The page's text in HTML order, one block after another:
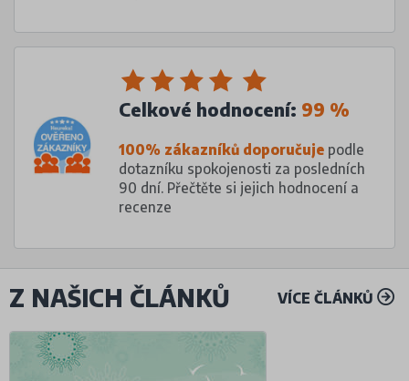
Celkové hodnocení: 99 %
100% zákazníků doporučuje podle
dotazníku spokojenosti za posledních
90 dní. Přečtěte si jejich hodnocení a
recenze
Z NAŠICH ČLÁNKŮ VÍCE ČLÁNKŮ